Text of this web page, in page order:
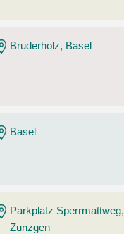
Bruderholz, Basel
Basel
Parkplatz Sperrmattweg,
Zunzgen